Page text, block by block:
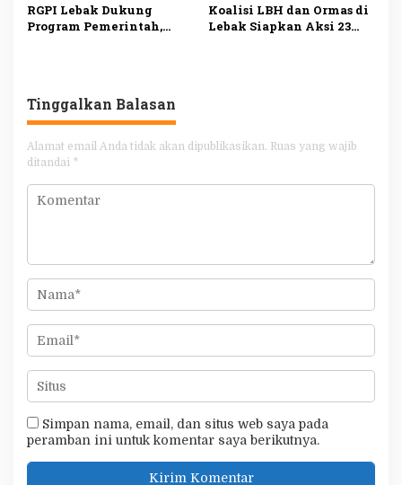
RGPI Lebak Dukung
Program Pemerintah,
Koalisi LBH dan Ormas di
Lebak Siapkan Aksi 23
Tinggalkan Balasan
Alamat email Anda tidak akan dipublikasikan. Ruas yang wajib
ditandai *
Simpan nama, email, dan situs web saya pada
peramban ini untuk komentar saya berikutnya.